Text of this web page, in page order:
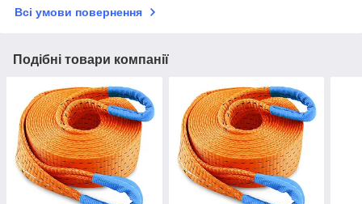
Всі умови повернення
Подібні товари компанії